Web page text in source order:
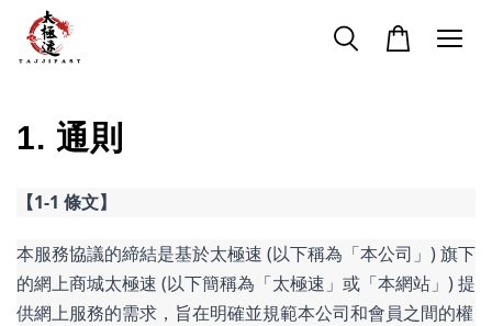
1. 通則
【1-1 條文】
本服務協議的締結是基於太極速 (以下稱為「本公司」) 旗下
的網上商城太極速 (以下簡稱為「太極速」或「本網站」) 提
供網上服務的需求，旨在明確並規範本公司和會員之間的權